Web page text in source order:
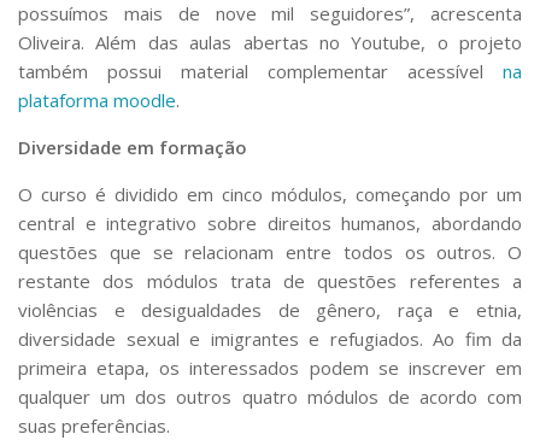
possuímos mais de nove mil seguidores”, acrescenta
Oliveira. Além das aulas abertas no Youtube, o projeto
também possui material complementar acessível na
plataforma moodle.
Diversidade em formação
O curso é dividido em cinco módulos, começando por um
central e integrativo sobre direitos humanos, abordando
questões que se relacionam entre todos os outros. O
restante dos módulos trata de questões referentes a
violências e desigualdades de gênero, raça e etnia,
diversidade sexual e imigrantes e refugiados. Ao fim da
primeira etapa, os interessados podem se inscrever em
qualquer um dos outros quatro módulos de acordo com
suas preferências.